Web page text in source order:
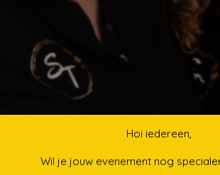
Hoi iedereen,
Wil je jouw evenement nog